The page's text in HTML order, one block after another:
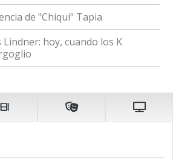
de "Chiqui" Tapia
Lindner: hoy, cuando los K